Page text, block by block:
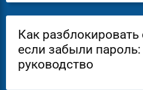
Как
если забыли
руководство